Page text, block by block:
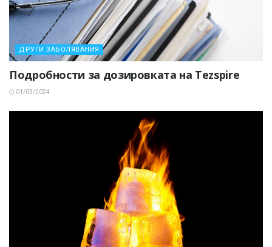
ДРУГИ ЗАБОЛЯВАНИЯ
Подробности за дозировката на Tezspire
01/03/2024